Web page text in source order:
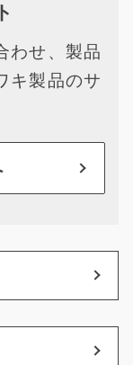
わせ、製品
キ製品のサ